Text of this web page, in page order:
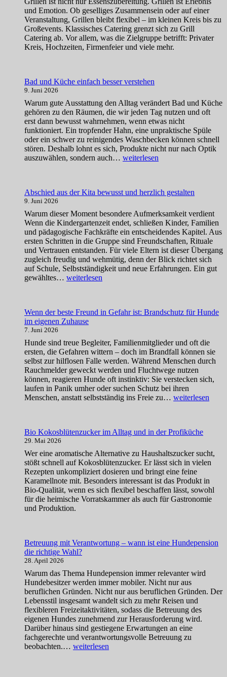
entdecken
und Emotion. Ob geselliges Zusammensein oder auf einer
Veranstaltung, Grillen bleibt flexibel – im kleinen Kreis bis zu
Großevents. Klassisches Catering grenzt sich zu Grill
Catering ab. Vor allem, was die Zielgruppe betrifft: Privater
Kreis, Hochzeiten, Firmenfeier und viele mehr.
Bad und Küche einfach besser verstehen
9. Juni 2026
Warum gute Ausstattung den Alltag verändert Bad und Küche
gehören zu den Räumen, die wir jeden Tag nutzen und oft
erst dann bewusst wahrnehmen, wenn etwas nicht
funktioniert. Ein tropfender Hahn, eine unpraktische Spüle
oder ein schwer zu reinigendes Waschbecken können schnell
stören. Deshalb lohnt es sich, Produkte nicht nur nach Optik
auszuwählen, sondern auch… Bad
besser
weiterlesen
Abschied aus der Kita bewusst und herzlich gestalten
9. Juni 2026
Warum dieser Moment besondere Aufmerksamkeit verdient
Wenn die Kindergartenzeit endet, schließen Kinder, Familien
und pädagogische Fachkräfte ein entscheidendes Kapitel. Aus
ersten Schritten in die Gruppe sind Freundschaften, Rituale
und Vertrauen entstanden. Für viele Eltern ist dieser Übergang
zugleich freudig und wehmütig, denn der Blick richtet sich
auf Schule, Selbstständigkeit und neue Erfahrungen. Ein gut
gewähltes… Abschied
bewusst
und
gestalten
weiterlesen
Wenn der beste Freund in Gefahr ist: Brandschutz für Hunde
im eigenen Zuhause
7. Juni 2026
Hunde sind treue Begleiter, Familienmitglieder und oft die
ersten, die Gefahren wittern – doch im Brandfall können sie
selbst zur hilflosen Falle werden. Während Menschen durch
Rauchmelder geweckt werden und Fluchtwege nutzen
können, reagieren Hunde oft instinktiv: Sie verstecken sich,
laufen in Panik umher oder suchen Schutz bei ihren
Menschen, anstatt selbstständig ins Freie zu… Wenn
in
ist:
Brandschutz
für
Hunde
im
eigenen
weiterlesen
Bio Kokosblütenzucker im Alltag und in der Profiküche
29. Mai 2026
Wer eine aromatische Alternative zu Haushaltszucker sucht,
stößt schnell auf Kokosblütenzucker. Er lässt sich in vielen
Rezepten unkompliziert dosieren und bringt eine feine
Karamellnote mit. Besonders interessant ist das Produkt in
Bio-Qualität, wenn es sich flexibel beschaffen lässt, sowohl
für die heimische Vorratskammer als auch für Gastronomie
und Produktion.
Betreuung mit Verantwortung – wann ist eine Hundepension
die richtige Wahl?
28. April 2026
Warum das Thema Hundepension immer relevanter wird
Hundebesitzer werden immer mobiler. Nicht nur aus
beruflichen Gründen. Nicht nur aus beruflichen Gründen. Der
Lebensstil insgesamt wandelt sich zu mehr Reisen und
flexibleren Freizeitaktivitäten, sodass die Betreuung des
eigenen Hundes zunehmend zur Herausforderung wird.
Darüber hinaus sind gestiegene Erwartungen an eine
fachgerechte und verantwortungsvolle Betreuung zu
beobachten.… Betreuung
weiterlesen